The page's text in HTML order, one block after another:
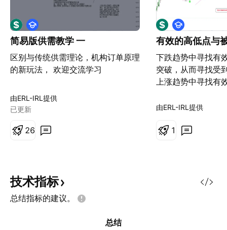
80%。DJ FXCM指数于2011年1月1日推出，值为
10,000.00，每15秒计算一次，周一至周五更新。
它不应该被误认为是更古老、更复杂的美元指数
(DXY)，它代表美元相对于六种特定货币的加权几
何平均值。权重是根据交易权重确定的，欧元在
DXY中占据主导地位。
简易版供需教学 一
区别与传统供需理论，机构订单原理
的新玩法， 欢迎交流学习
教
学
由ERL-IRL提供
已更新
26
有效的高低点与
下跌趋势中寻找有
突破，从而寻找受
上涨趋势中寻找有
教
学
由ERL-IRL提供
1
技术指标
总结指标的建议。
总结